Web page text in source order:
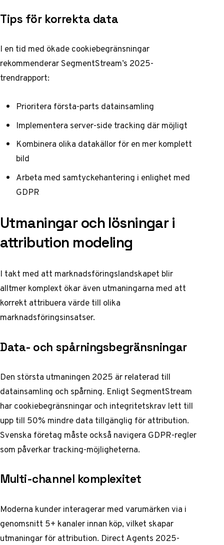
Tips för korrekta data
I en tid med ökade cookiebegränsningar
rekommenderarSegmentStream’s 2025-
trendrapport:
Prioritera första-parts datainsamling
Implementera server-side tracking där möjligt
Kombinera olika datakällor för en mer komplett
bild
Arbeta med samtyckehantering i enlighet med
GDPR
Utmaningar och lösningar i
attribution modeling
I takt med att marknadsföringslandskapet blir
alltmer komplext ökar även utmaningarna med att
korrekt attribuera värde till olika
marknadsföringsinsatser.
Data- och spårningsbegränsningar
Den största utmaningen 2025 är relaterad till
datainsamling och spårning. EnligtSegmentStream
har cookiebegränsningar och integritetskrav lett till
upp till 50% mindre data tillgänglig för attribution.
Svenska företag måste också navigera GDPR-regler
som påverkar tracking-möjligheterna.
Multi-channel komplexitet
Moderna kunder interagerar med varumärken via i
genomsnitt 5+ kanaler innan köp, vilket skapar
utmaningar för attribution. Direct Agents 2025-